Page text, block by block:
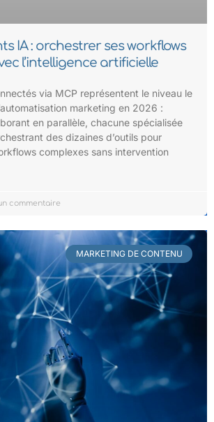
IA : orchestrer ses workflows
l’intelligence artificielle
via MCP représentent le niveau le
marketing en 2026 :
en parallèle, chacune spécialisée
des dizaines d’outils pour
complexes sans intervention
commentaire
MARKETING DE CONTENU